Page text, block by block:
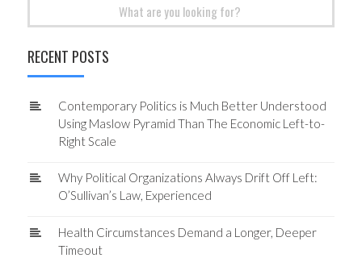
RECENT POSTS
Contemporary Politics is Much Better Understood
Using Maslow Pyramid Than The Economic Left-to-
Right Scale
Why Political Organizations Always Drift Off Left:
O’Sullivan’s Law, Experienced
Health Circumstances Demand a Longer, Deeper
Timeout